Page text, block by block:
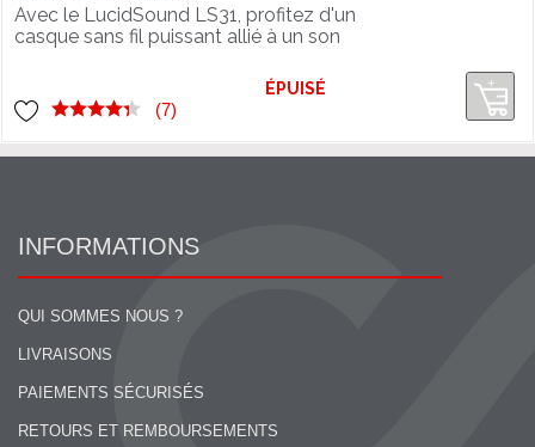
PS5/PS4/XBOX
ONE/PC/SWITCH
Avec le LucidSound LS31, profitez d'un
casque sans fil puissant allié à un son
de confort est excellent. Un des
meilleurs rapport qualité/prix pour un
casque gamer ! Compatible PS5.
(7)
ÉPUISÉ
INFORMATIONS
QUI SOMMES NOUS ?
LIVRAISONS
PAIEMENTS SÉCURISÉS
RETOURS ET REMBOURSEMENTS